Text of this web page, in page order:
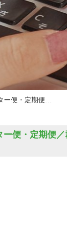
ー便・定期便…
便・定期便